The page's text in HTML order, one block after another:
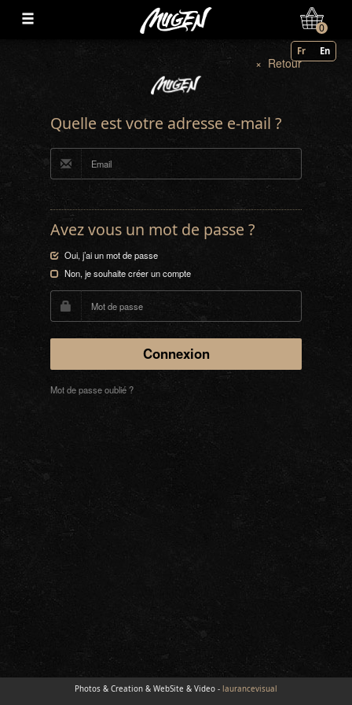
Mon Compte
0
Fr En
× Retour
Quelle est votre adresse e-mail ?
Avez vous un mot de passe ?
Oui, j’ai un mot de passe
Non, je souhaite créer un compte
Mot de passe oublié ?
Photos & Creation & WebSite & Video - laurancevisual